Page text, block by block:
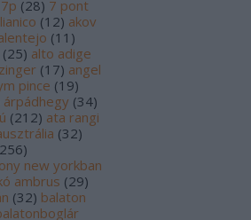
7p (28) 7 pont
(12) akov
(11 )
(25) alto adige
(17) angel
pince (19)
árpádhegy (34)
(212) ata rangi
(32)
256)
new yorkban
ambrus (29)
(32) balaton